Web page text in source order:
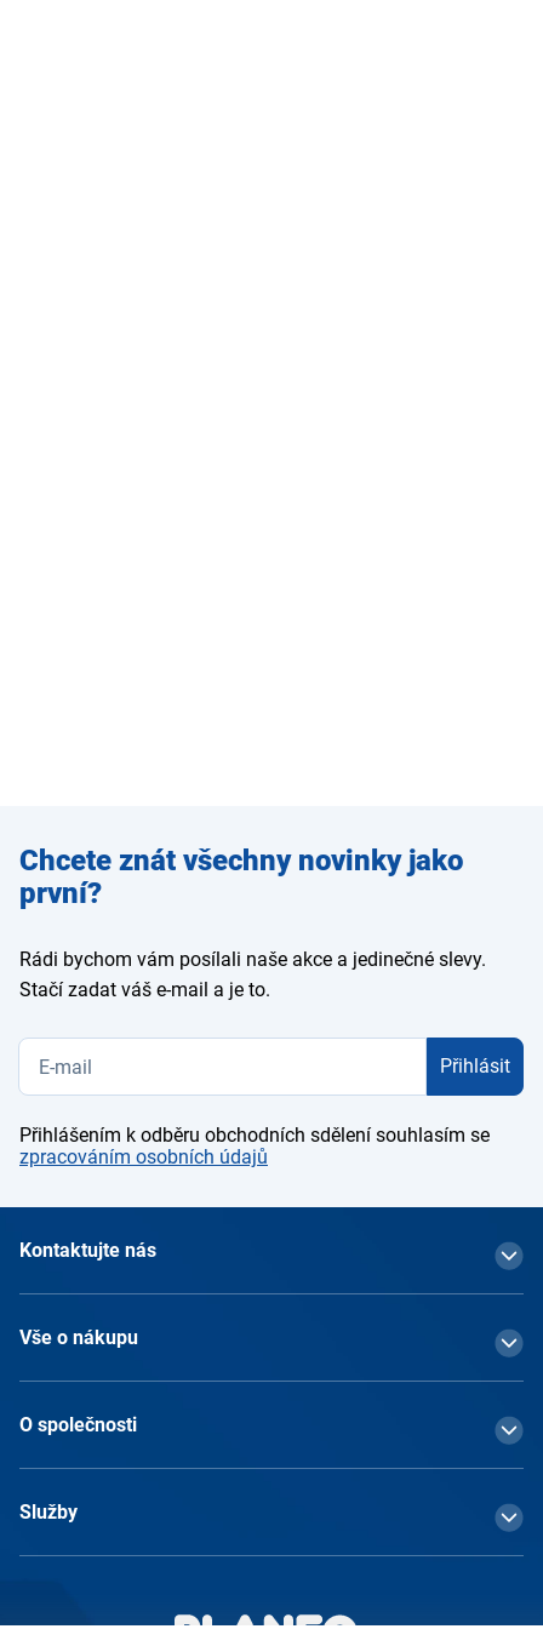
Zadejte
e-mail
Chcete znát všechny novinky jako
první?
Rádi bychom vám posílali naše akce a jedinečné slevy.
Stačí zadat váš e-mail a je to.
Přihlásit
Přihlášením k odběru obchodních sdělení souhlasím se
zpracováním osobních údajů
Kontaktujte nás
Vše o nákupu
O společnosti
Služby